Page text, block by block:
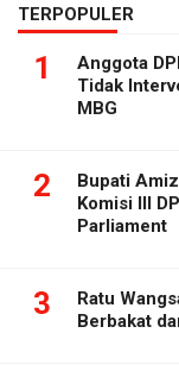
TERPOPULER
1
Anggota
Tidak
MBG
2
Bupati
Komisi III
Parliament
3
Ratu
Berbakat